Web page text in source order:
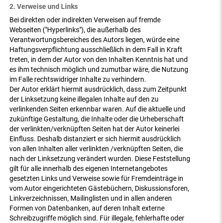
2. Verweise und Links
Bei direkten oder indirekten Verweisen auf fremde
Webseiten ("Hyperlinks"), die außerhalb des
Verantwortungsbereiches des Autors liegen, würde eine
Haftungsverpflichtung ausschließlich in dem Fall in Kraft
treten, in dem der Autor von den Inhalten Kenntnis hat und
es ihm technisch möglich und zumutbar wäre, die Nutzung
im Falle rechtswidriger Inhalte zu verhindern.
Der Autor erklärt hiermit ausdrücklich, dass zum Zeitpunkt
der Linksetzung keine illegalen Inhalte auf den zu
verlinkenden Seiten erkennbar waren. Auf die aktuelle und
zukünftige Gestaltung, die Inhalte oder die Urheberschaft
der verlinkten/verknüpften Seiten hat der Autor keinerlei
Einfluss. Deshalb distanziert er sich hiermit ausdrücklich
von allen Inhalten aller verlinkten /verknüpften Seiten, die
nach der Linksetzung verändert wurden. Diese Feststellung
gilt für alle innerhalb des eigenen Internetangebotes
gesetzten Links und Verweise sowie für Fremdeinträge in
vom Autor eingerichteten Gästebüchern, Diskussionsforen,
Linkverzeichnissen, Mailinglisten und in allen anderen
Formen von Datenbanken, auf deren Inhalt externe
Schreibzugriffe möglich sind. Für illegale, fehlerhafte oder